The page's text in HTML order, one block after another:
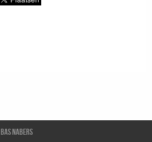
Bas Nabers